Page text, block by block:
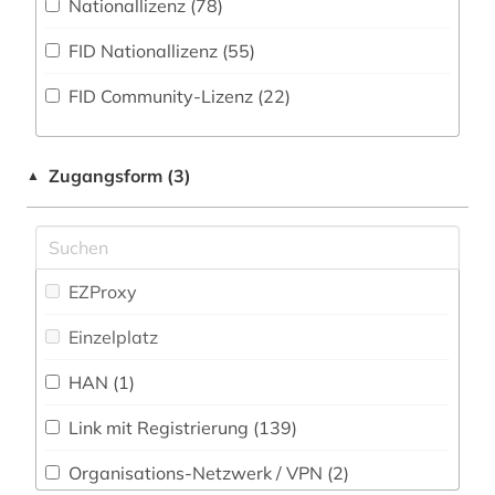
Musikwissenschaft (85)
Natur- und Umweltschutz (17)
Philosophie (174)
Rechtswissenschaft (159)
Romanistik (99)
1963-1965 (2)
20.jahrhundert (1)
aarhus (6)
abbildung (1)
abfluss (1)
abgeordneter (1)
abkommen (1)
Nationallizenz (78)
FID Nationallizenz (55)
FID Community-Lizenz (22)
▲ Zugangsform (3)
EZProxy
Einzelplatz
HAN (1)
Link mit Registrierung (139)
Organisations-Netzwerk / VPN (2)